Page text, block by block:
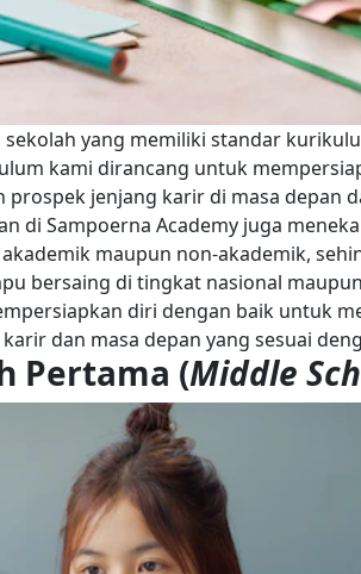
yang memiliki standar
kami dirancang untuk
prospek jenjang karir di masa depan
di Sampoerna Academy juga
maupun non-akademik,
bersaing di tingkat nasional
diri dengan baik untuk
dan masa depan yang sesuai
Pertama (Middle